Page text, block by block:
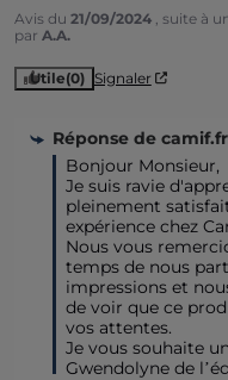
Avis du 21/09/2024
, suite à
par A.A.
Utile(0) Signaler
Réponse de camif.fr
Bonjour Monsieur,
Je suis ravie
pleinement
expérience chez
Nous vous
temps de nous
impressions et
de voir que ce
vos attentes.
Je vous souhaite
Gwendolyne de